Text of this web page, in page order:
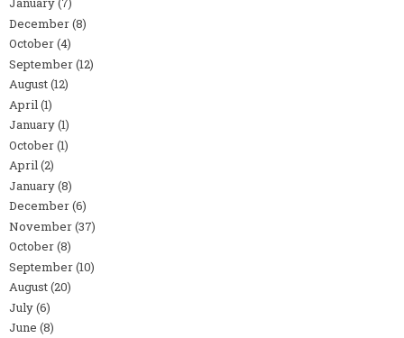
December(8)
October(4)
September(12)
August(12)
April(1)
January(1)
October(1)
April(2)
January(8)
December(6)
November(37)
October(8)
September(10)
August(20)
July(6)
June (8)